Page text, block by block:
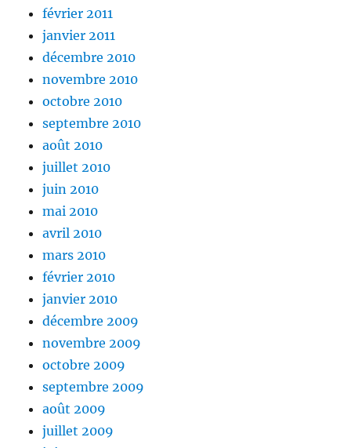
février 2011
janvier 2011
décembre 2010
novembre 2010
octobre 2010
septembre 2010
août 2010
juillet 2010
juin 2010
mai 2010
avril 2010
mars 2010
février 2010
janvier 2010
décembre 2009
novembre 2009
octobre 2009
septembre 2009
août 2009
juillet 2009